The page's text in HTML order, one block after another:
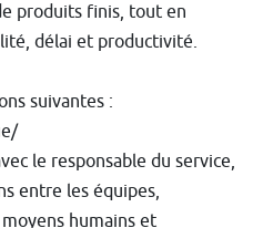
produits finis, tout en
délai et productivité.
suivantes :
le responsable du service,
entre les équipes,
humains et